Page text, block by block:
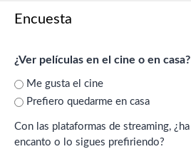
Encuesta
¿Ver películas en el cine o en casa?
Me gusta el cine
Prefiero quedarme en casa
Con las plataformas de streaming, ¿ha perdido el cine su
encanto o lo sigues prefiriendo?